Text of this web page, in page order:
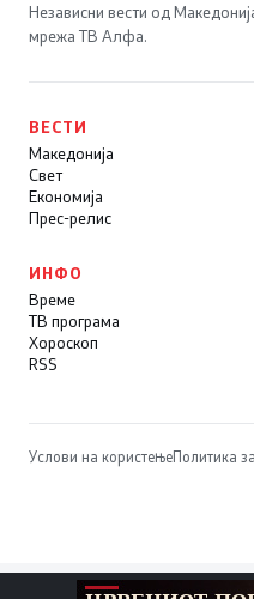
Независни вести од
мрежа ТВ Алфа.
ВЕСТИ
Македонија
Свет
Економија
Прес-релис
ИНФО
Време
ТВ програма
Хороскоп
RSS
Услови на користењеПолитика